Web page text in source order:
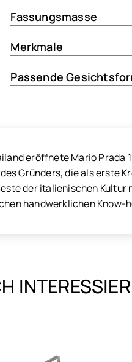
Fassungsmasse
Merkmale
Passende
eröffnete Mario Prada
Gründers, die als erste
der italienischen
handwerklichen Know-